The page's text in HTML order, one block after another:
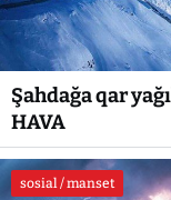
Şahdağa qar
HAVA
sosial / manset